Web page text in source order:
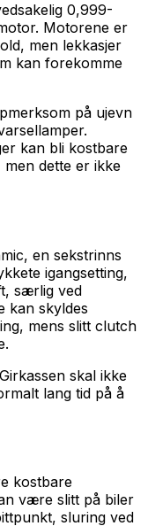
0,999-
Motorene er
men lekkasjer
kan forekomme
på ujevn
kan bli kostbare
dette er ikke
en sekstrinns
igangsetting,
særlig ved
kan skyldes
mens slitt clutch
skal ikke
lang tid på å
kostbare
være slitt på biler
sluring ved